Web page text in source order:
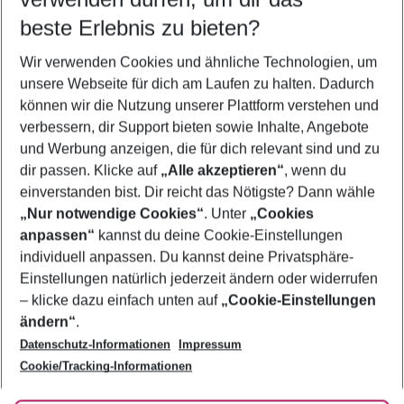
5-8 Nächte
2 Erwachsene Keine Kinder
Mehr Filter anzeigen
Footer
Footer navigation
Über uns
AGB
Bestpreisgarantie
Cookie-Einstellungen ändern
Cookie-Richtlinie
Agenturbetreuung
Barrierefreies Reisen
Folge uns
beste Erlebnis zu bieten?
Wir verwenden Cookies und ähnliche Technologien, um
unsere Webseite für dich am Laufen zu halten. Dadurch
können wir die Nutzung unserer Plattform verstehen und
verbessern, dir Support bieten sowie Inhalte, Angebote
und Werbung anzeigen, die für dich relevant sind und zu
dir passen. Klicke auf „Alle akzeptieren“, wenn du
einverstanden bist. Dir reicht das Nötigste? Dann wähle
„Nur notwendige Cookies“. Unter „Cookies
anpassen“ kannst du deine Cookie-Einstellungen
individuell anpassen. Du kannst deine Privatsphäre-
Einstellungen natürlich jederzeit ändern oder widerrufen
– klicke dazu einfach unten auf „Cookie-Einstellungen
ändern“.
Datenschutz-Informationen
Impressum
Cookie/Tracking-Informationen